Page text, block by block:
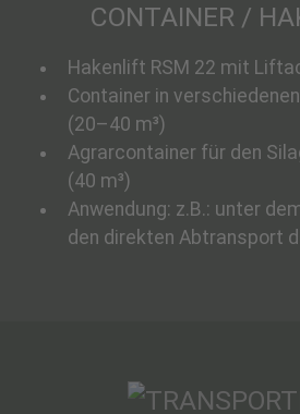
CONTAINER /
Hakenlift RSM 22 mit
Container in
(20–40 m³)
Agrarcontainer für den
(40 m³)
Anwendung: z.B.: unter
den direkten Abtransport